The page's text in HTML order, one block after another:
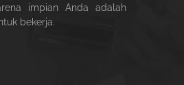
impian Anda adalah
bekerja.